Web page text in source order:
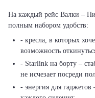
На каждый рейс Валки –
полным набором удобств:
- кресла, в которых
возможность
- Starlink на борту –
не исчезает посреди
- энергия для